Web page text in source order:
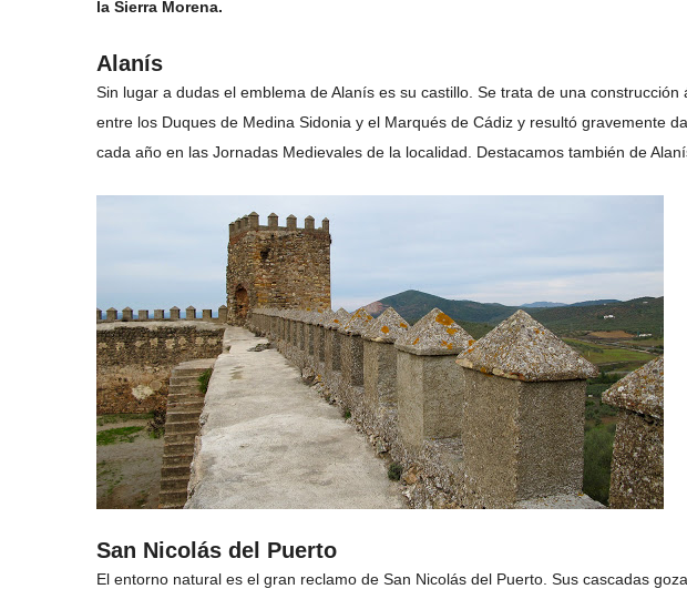
la Sierra Morena.
Alanís
Sin lugar a dudas el emblema de Alanís es su castillo. Se trata de una
entre los Duques de Medina Sidonia y el Marqués de Cádiz y resultó gravemente
cada año en las Jornadas Medievales de la localidad. Destacamos también de
San Nicolás del Puerto
El entorno natural es el gran reclamo de San Nicolás del Puerto. Sus cascadas